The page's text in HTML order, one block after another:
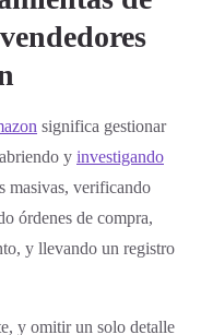
significa gestionar
y investigando
masivas, verificando
órdenes de compra,
y llevando un registro
y omitir un solo detalle